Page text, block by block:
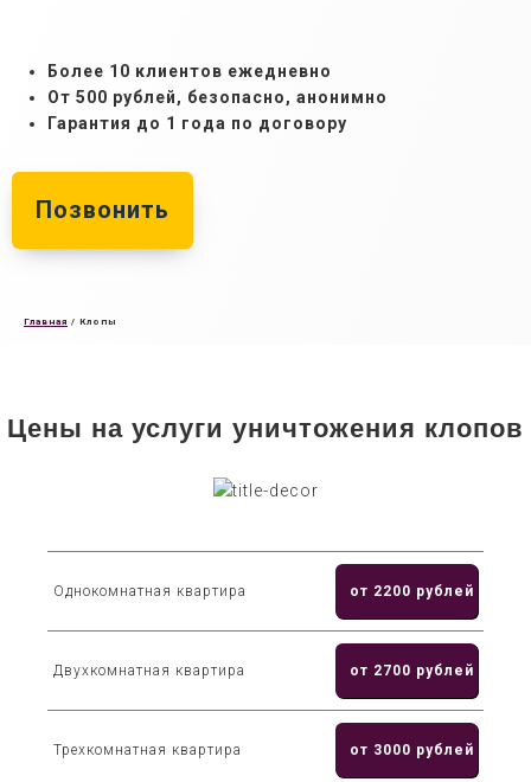
Более 10 клиентов ежедневно
От 500 рублей, безопасно, анонимно
Гарантия до 1 года по договору
Позвонить
Главная / Клопы
Цены на услуги уничтожения клопов
Однокомнатная квартира от 2200 рублей
Двухкомнатная квартира от 2700 рублей
Трехкомнатная квартира от 3000 рублей